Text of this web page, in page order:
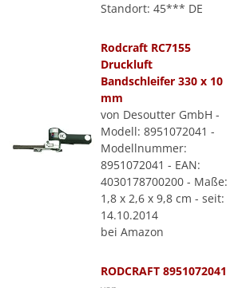
Standort: 45*** DE
Rodcraft RC7155
Druckluft
Bandschleifer 330 x 10
mm
von Desoutter GmbH -
Modell: 8951072041 -
Modellnummer:
8951072041 - EAN:
4030178700200 - Maße:
1,8 x 2,6 x 9,8 cm - seit:
14.10.2014
bei Amazon
RODCRAFT 8951072041